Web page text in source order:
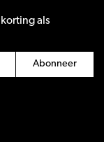
als
Abonneer